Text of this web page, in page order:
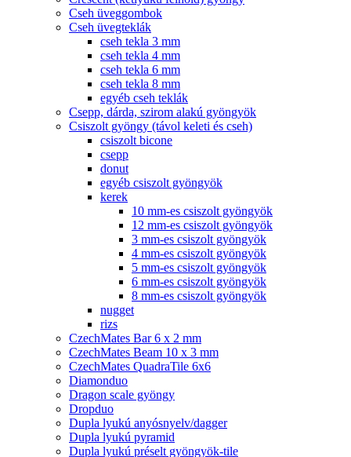
Cseh üveggombok
Cseh üvegteklák
cseh tekla 3 mm
cseh tekla 4 mm
cseh tekla 6 mm
cseh tekla 8 mm
egyéb cseh teklák
Csepp, dárda, szirom alakú gyöngyök
Csiszolt gyöngy (távol keleti és cseh)
csiszolt bicone
csepp
donut
egyéb csiszolt gyöngyök
kerek
10 mm-es csiszolt gyöngyök
12 mm-es csiszolt gyöngyök
3 mm-es csiszolt gyöngyök
4 mm-es csiszolt gyöngyök
5 mm-es csiszolt gyöngyök
6 mm-es csiszolt gyöngyök
8 mm-es csiszolt gyöngyök
nugget
rizs
CzechMates Bar 6 x 2 mm
CzechMates Beam 10 x 3 mm
CzechMates QuadraTile 6x6
Diamonduo
Dragon scale gyöngy
Dropduo
Dupla lyukú anyósnyelv/dagger
Dupla lyukú pyramid
Dupla lyukú préselt gyöngyök-tile